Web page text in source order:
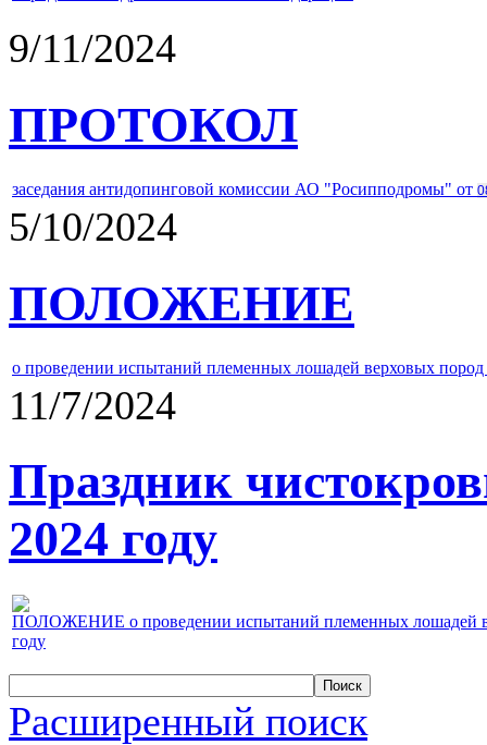
9/11/2024
ПРОТОКОЛ
заседания антидопинговой комиссии АО "Росипподромы" от
5/10/2024
ПОЛОЖЕНИЕ
о проведении испытаний племенных лошадей верховых
11/7/2024
Праздник
2024 году
ПОЛОЖЕНИЕ о проведении испытаний племенных лошадей
году
Расширенный поиск